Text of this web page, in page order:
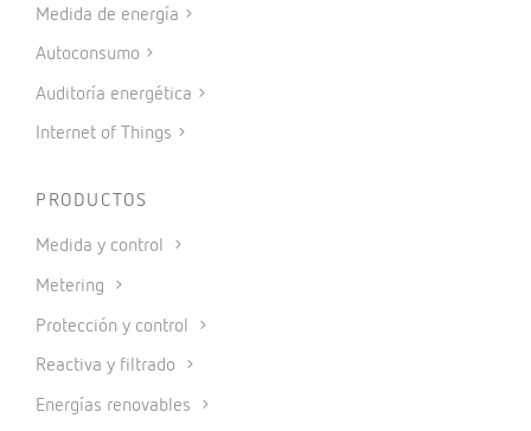
Medida de energía
Autoconsumo
Auditoría energética
Internet of Things
PRODUCTOS
Medida y control
Metering
Protección y control
Reactiva y filtrado
Energías renovables